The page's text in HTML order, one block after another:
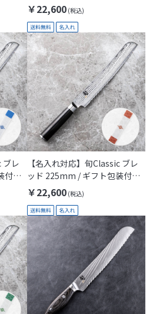
￥22,600
ブレ
付き
【名入れ対応】旬Classic ブレ
ッド 225mm / ギフト包装付き
(Thanks Mom)
￥22,600